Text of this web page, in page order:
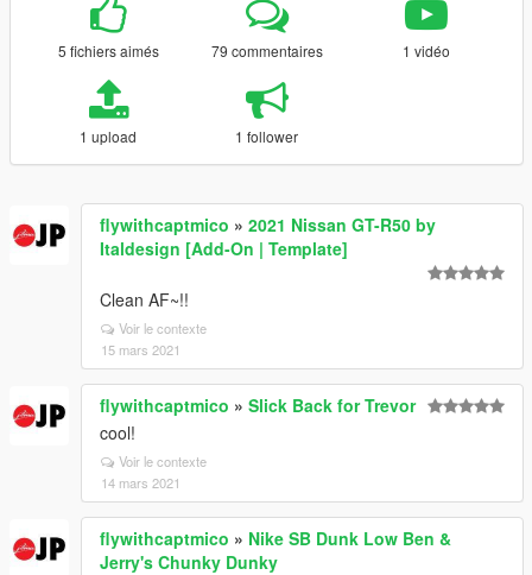
5 fichiers aimés 79 commentaires 1 vidéo
1 upload 1 follower
flywithcaptmico » 2021 Nissan GT-R50 by
Italdesign [Add-On | Template]
Clean AF~!!
Voir le contexte
15 mars 2021
flywithcaptmico » Slick Back for Trevor
cool!
Voir le contexte
14 mars 2021
flywithcaptmico » Nike SB Dunk Low Ben &
Jerry's Chunky Dunky